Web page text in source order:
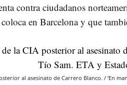
contra ciudadanos
en Barcelona y que
al asesinato de Carrero Blanco. / ‘En